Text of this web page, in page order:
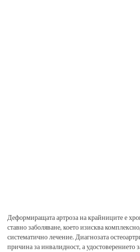
Деформиращата артроза на крайниците е
ставно заболяване, което изисква
систематично лечение. Диагнозата
причина за инвалидност, а удостоверението